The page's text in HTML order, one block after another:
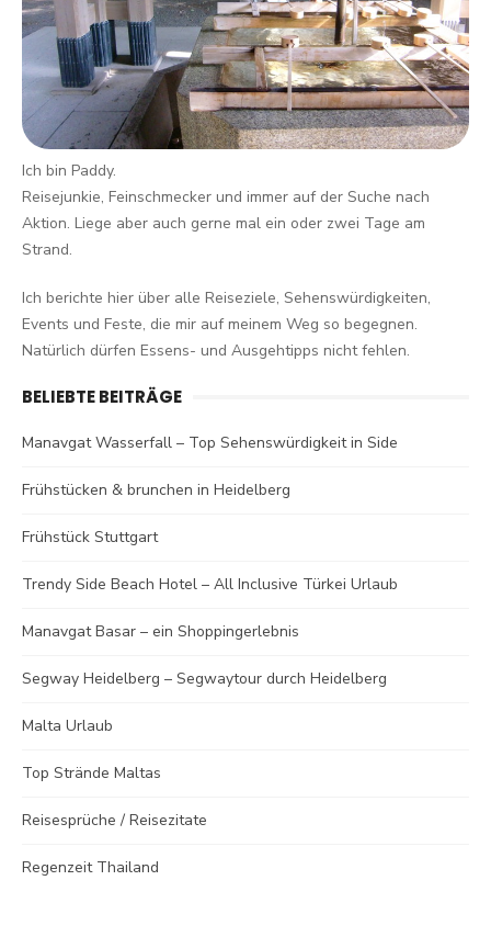
Ich bin Paddy.
Reisejunkie, Feinschmecker und immer auf der Suche nach
Aktion. Liege aber auch gerne mal ein oder zwei Tage am
Strand.
Ich berichte hier über alle Reiseziele, Sehenswürdigkeiten,
Events und Feste, die mir auf meinem Weg so begegnen.
Natürlich dürfen Essens- und Ausgehtipps nicht fehlen.
BELIEBTE BEITRÄGE
Manavgat Wasserfall – Top Sehenswürdigkeit in Side
Frühstücken & brunchen in Heidelberg
Frühstück Stuttgart
Trendy Side Beach Hotel – All Inclusive Türkei Urlaub
Manavgat Basar – ein Shoppingerlebnis
Segway Heidelberg – Segwaytour durch Heidelberg
Malta Urlaub
Top Strände Maltas
Reisesprüche / Reisezitate
Regenzeit Thailand